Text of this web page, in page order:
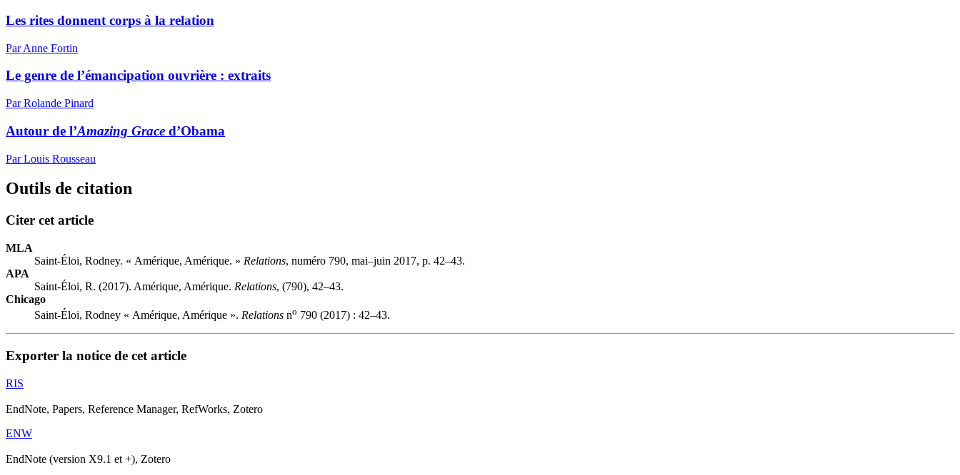
Les rites donnent corps à la relation
Par Anne Fortin
Le genre de l’émancipation ouvrière : extraits
Par Rolande Pinard
Autour de l’Amazing Grace d’Obama
Par Louis Rousseau
Outils de citation
Citer cet article
MLA
Saint-Éloi, Rodney. « Amérique, Amérique. » Relations, numéro 790, mai–juin 2017, p. 42–43.
APA
Saint-Éloi, R. (2017). Amérique, Amérique. Relations, (790), 42–43.
Chicago
Saint-Éloi, Rodney « Amérique, Amérique ». Relations no 790 (2017) : 42–43.
Exporter la notice de cet article
RIS
EndNote, Papers, Reference Manager, RefWorks, Zotero
ENW
EndNote (version X9.1 et +), Zotero